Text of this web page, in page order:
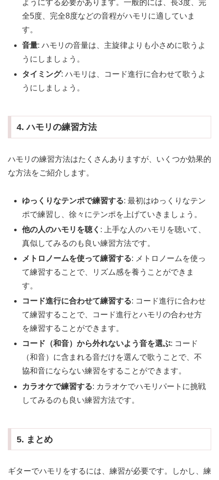
ようにする必要があります。一般的には、長3度、完
全5度、完全8度などの音程がハモリに適していま
す。
音量: ハモリの音量は、主旋律よりも小さめに歌うよ
うにしましょう。
タイミング: ハモリは、コード進行に合わせて歌うよ
うにしましょう。
4. ハモリの練習方法
ハモリの練習方法はたくさんありますが、いくつか効果的
な方法をご紹介します。
ゆっくりなテンポで練習する: 最初はゆっくりなテン
ポで練習し、徐々にテンポを上げていきましょう。
他の人のハモリを聴く : 上手な人のハモリを聴いて、
真似してみるのも良い練習方法です。
メトロノームを使って練習する: メトロノームを使っ
て練習することで、リズム感を養うことができま
す。
コード進行に合わせて練習する: コード進行に合わせ
て練習することで、コード進行とハモリの合わせ方
を練習することができます。
コード（和音）から外れないよう音を選ぶ: コード
（和音）に含まれる音だけを選んで歌うことで、不
協和音にならない練習をすることができます。
カラオケで練習する: カラオケでハモリパートに挑戦
してみるのも良い練習方法です。
5. まとめ
ギターでハモリをするには、練習が必要です。しかし、練